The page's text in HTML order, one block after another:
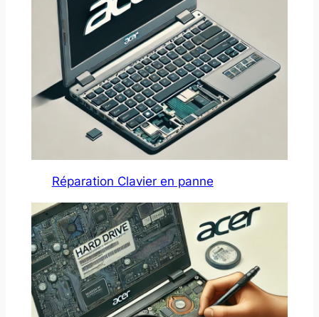
Réparation Clavier en panne